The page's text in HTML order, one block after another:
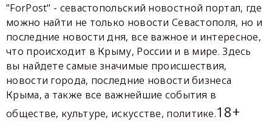
"ForPost" - севастопольский новостной портал, где
можно найти не только новости Севастополя, но и
последние новости дня, все важное и интересное,
что происходит в Крыму, России и в мире. Здесь
вы найдете самые значимые происшествия,
новости города, последние новости бизнеса
Крыма, а также все важнейшие события в
обществе, культуре, искусстве, политике.18+